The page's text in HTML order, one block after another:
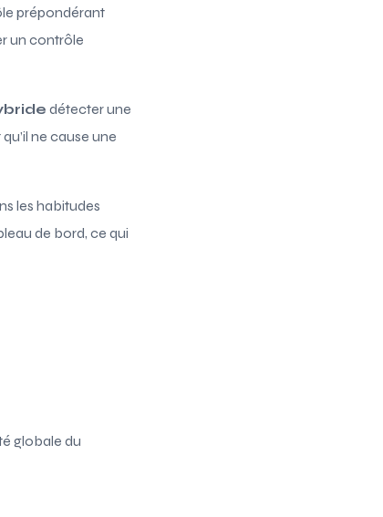
prépondérant
un contrôle
détecter une
ne cause une
les habitudes
de bord, ce qui
globale du